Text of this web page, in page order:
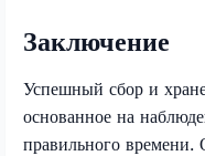
Заключение
Успешный сбор и
основанное на
правильного времени.